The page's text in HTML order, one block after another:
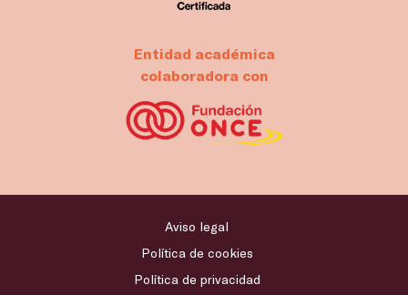
Entidad académica
colaboradora con
Aviso legal
Política de cookies
Política de privacidad